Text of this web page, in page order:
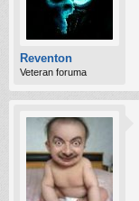
Reventon
Veteran foruma